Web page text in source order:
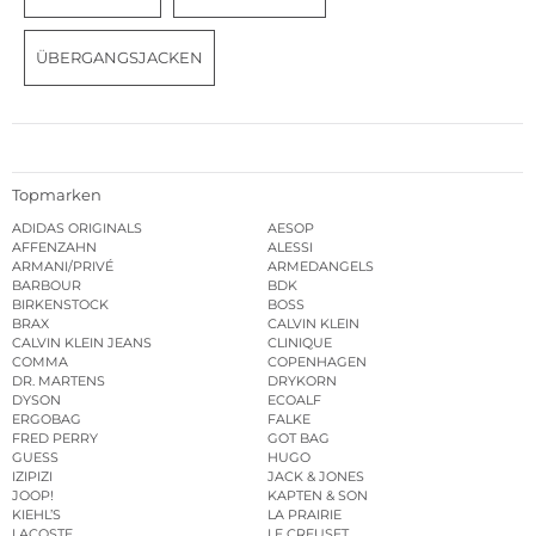
ÜBERGANGSJACKEN
Topmarken
ADIDAS ORIGINALS
AESOP
AFFENZAHN
ALESSI
ARMANI/PRIVÉ
ARMEDANGELS
BARBOUR
BDK
BIRKENSTOCK
BOSS
BRAX
CALVIN KLEIN
CALVIN KLEIN JEANS
CLINIQUE
COMMA
COPENHAGEN
DR. MARTENS
DRYKORN
DYSON
ECOALF
ERGOBAG
FALKE
FRED PERRY
GOT BAG
GUESS
HUGO
IZIPIZI
JACK & JONES
JOOP!
KAPTEN & SON
KIEHL’S
LA PRAIRIE